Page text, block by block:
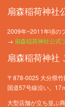
扇森稲荷神社
2009年~2011年頃の
→ 扇森稲荷神社公式
扇森稲荷神社
〒878-0025 大分県
国道57号線沿い。17
大型店舗が立ち並ぶ